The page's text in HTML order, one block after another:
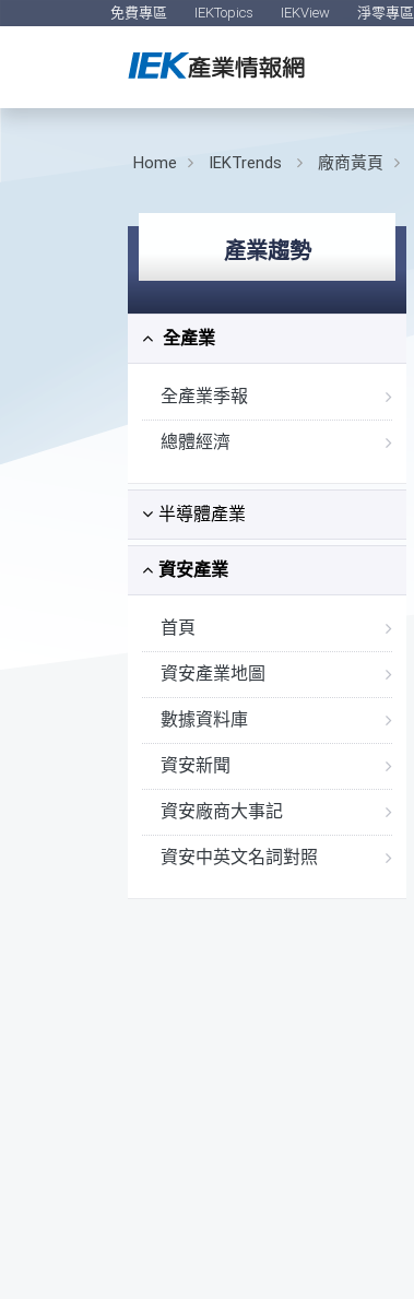
免費專區 IEKTopics IEKView 淨零專區
Home IEKTrends 廠商黃頁
產業趨勢
全產業
全產業季報
總體經濟
半導體產業
資安產業
首頁
資安產業地圖
數據資料庫
資安新聞
資安廠商大事記
資安中英文名詞對照